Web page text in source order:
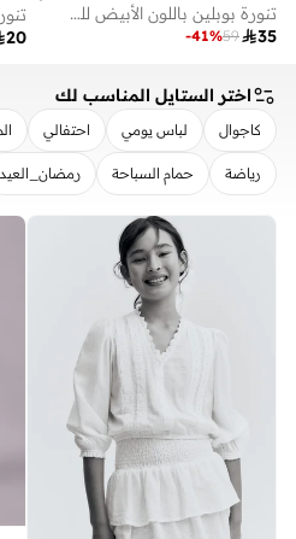
تنورة بوبلين باللون الأبيض للبنات الكبار
35
59
-41%
20
اختر الستايل المناسب لك
كاجوال لباس يومي احتفالي
رياضة حمام السباحة رمضان_العيد
مسح